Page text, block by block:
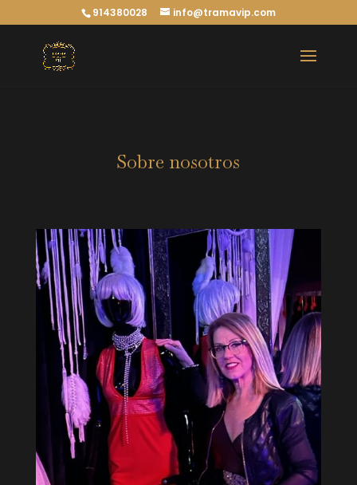
914380028 info@tramavip.com
Sobre nosotros